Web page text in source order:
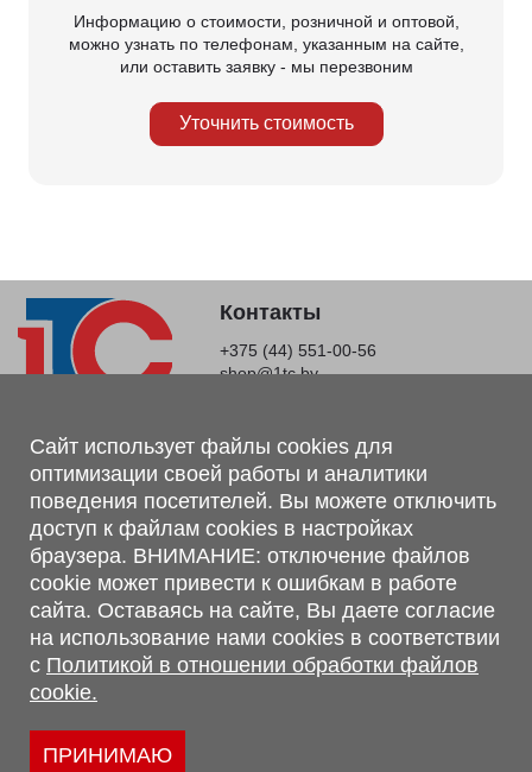
Информацию о стоимости, розничной и оптовой,
можно узнать по телефонам, указанным на сайте,
или оставить заявку - мы перезвоним
Уточнить стоимость
Контакты
+375 (44) 551-00-56
shop@1tc.by
Магазин, склад
г. Минск, Минский р-н, п. Привольный, ул. Мира, 20А,
223062
г. Брест, ул. Лейтенанта Рябцева, 108 В, 224701
Обращаем Ваше внимание, что вся предоставленная на сайте
информация, касающаяся комплектаций, технических
характеристик, цветовых сочетаний, а также стоимости и
сервисного обслуживания носит информационный характер и
не является публичной офертой, определяемой п.2 ст.407
Гражданского кодекса Республики Беларусь.
Политика обработки персональных данных
Политикой в отношении обработки файлов cookie.
Сайт использует файлы cookies для
оптимизации своей работы и аналитики
поведения посетителей. Вы можете отключить
доступ к файлам cookies в настройках
браузера. ВНИМАНИЕ: отключение файлов
cookie может привести к ошибкам в работе
сайта. Оставаясь на сайте, Вы даете согласие
на использование нами cookies в соответствии
с Политикой в отношении обработки файлов
cookie.
ПРИНИМАЮ